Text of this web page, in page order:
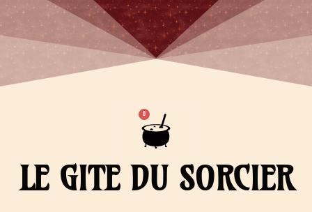
Aller
au
contenu
0
Panier
LE GITE DU SORCIER